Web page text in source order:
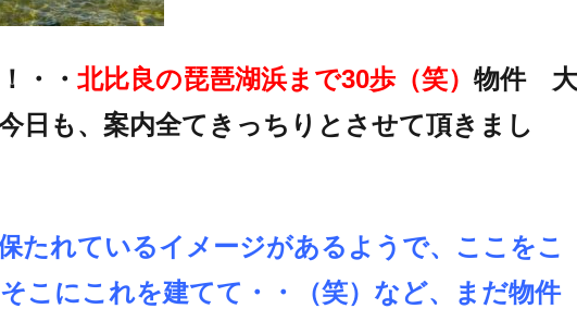
・・ 北比良の琵琶湖浜まで30歩（笑） 物件 大
日も、案内全てきっちりとさせて頂きまし
たれているイメージがあるようで、ここをこ
こにこれを建てて・・（笑）など、まだ物件